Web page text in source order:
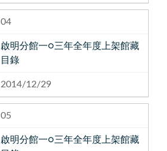
04
啟明分館一○三年全年度上架館藏
目錄
2014/12/29
05
啟明分館一○三年全年度上架館藏